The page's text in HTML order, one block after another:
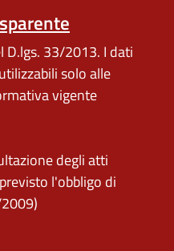
D.lgs. 33/2013. I dati
solo alle
vigente
degli atti
l'obbligo di